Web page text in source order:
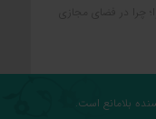
بلامانع است.